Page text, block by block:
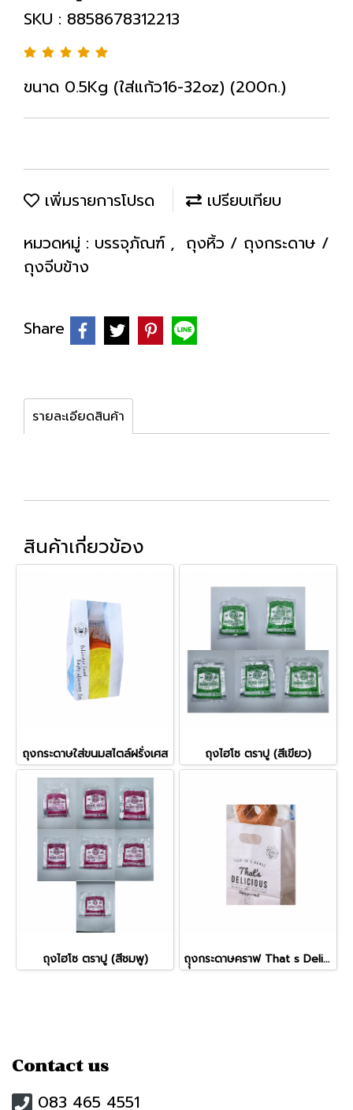
SKU : 8858678312213
ขนาด 0.5Kg (ใส่แก้ว16-32oz) (200ก.)
เพิ่มรายการโปรด
เปรียบเทียบ
หมวดหมู่ : บรรจุภัณฑ์ , ถุงหิ้ว / ถุงกระดาษ /
ถุงจีบข้าง
Share
รายละเอียดสินค้า
สินค้าเกี่ยวข้อง
ถุงกระดาษใส่ขนมสไตล์ฝรั่งเศส ถุงไฮโซ ตราปู (สีเขียว)
ถุงไฮโซ ตราปู (สีชมพู) ถุุงกระดาษคราฟ That s Delicious
Contact us
083 465 4551